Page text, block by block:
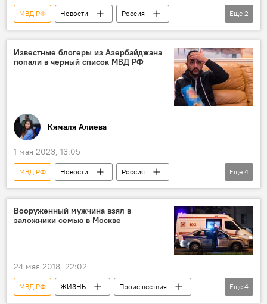
МВД РФ Новости
Россия
Владимир Колокольцев
незаконная миграция
Еще 2
Известные блогеры из Азербайджана
попали в черный список МВД РФ
Кямаля Алиева
1 мая 2023, 13:05
МВД РФ Новости
Россия
Азербайджан
Общество
ЖИЗНЬ
блогеры
Еще 4
Вооруженный мужчина взял в
заложники семью в Москве
24 мая 2018, 22:02
МВД РФ ЖИЗНЬ
Происшествия
Еще 4